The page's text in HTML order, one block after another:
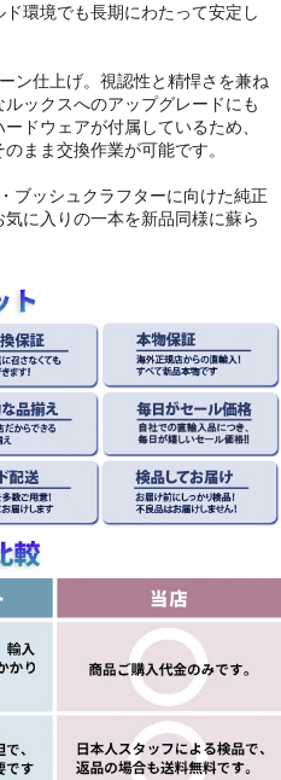
環境でも長期にわたって安定し
ン仕上げ。視認性と精悍さを兼ね
ックスへのアップグレードにも
ドウェアが付属しているため、
まま交換作業が可能です。
ブッシュクラフターに向けた純正
に入りの一本を新品同様に蘇ら